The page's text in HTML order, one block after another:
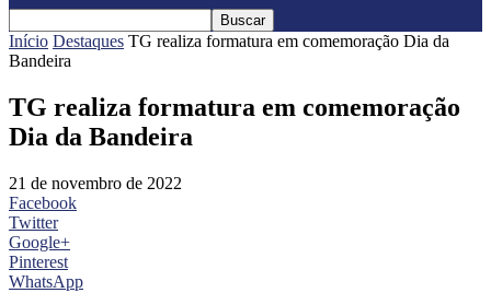
Início Destaques TG realiza formatura em comemoração Dia da
Bandeira
TG realiza formatura em comemoração
Dia da Bandeira
21 de novembro de 2022
Facebook
Twitter
Google+
Pinterest
WhatsApp